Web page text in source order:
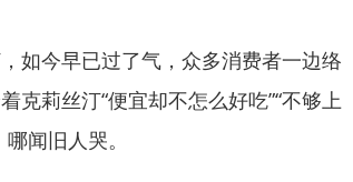
今早已过了气，众多消费者一边络
克莉丝汀“便宜却不怎么好吃”“不够上
闻旧人哭。